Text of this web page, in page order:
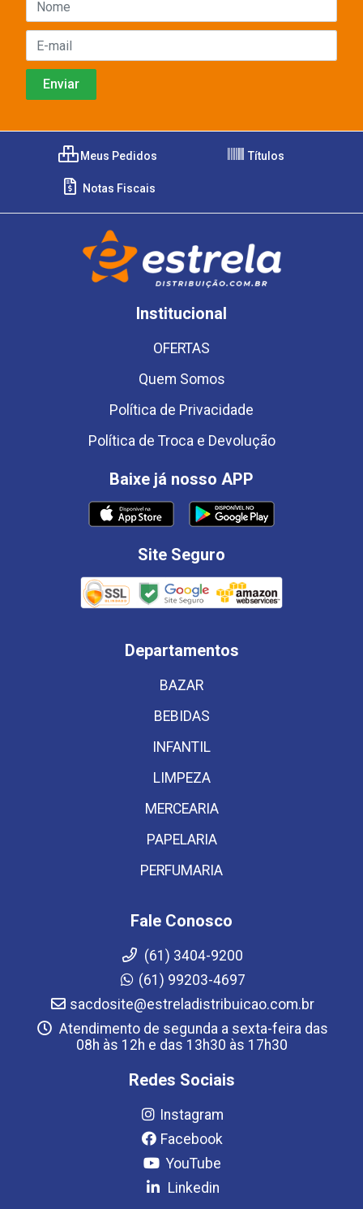
Meus Pedidos Títulos
Notas Fiscais
Institucional
OFERTAS
Quem Somos
Política de Privacidade
Política de Troca e Devolução
Baixe já nosso APP
Site Seguro
Departamentos
BAZAR
BEBIDAS
INFANTIL
LIMPEZA
MERCEARIA
PAPELARIA
PERFUMARIA
Fale Conosco
(61) 3404-9200
(61) 99203-4697
sacdosite@estreladistribuicao.com.br
Atendimento de segunda a sexta-feira das
08h às 12h e das 13h30 às 17h30
Redes Sociais
Instagram
Facebook
YouTube
Linkedin